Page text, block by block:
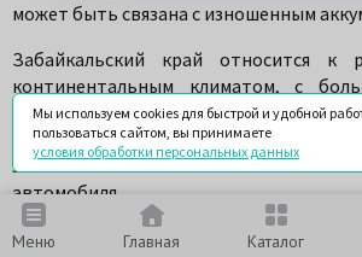
Меню Главная Каталог
может быть связана с изношенным
Забайкальский край относится к
континентальным климатом, с
ночных и дневных температур. Если
условиях теплого гаража,
значительное внимание
автомобиля.
Рекомендации при
Мы используем cookies для быстрой и удобной
пользоваться сайтом, вы принимаете
условия обработки персональных данных